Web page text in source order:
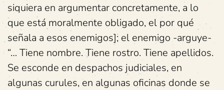
siquiera en argumentar concretamente, a lo
que está moralmente obligado, el por qué
señala a esos enemigos]; el enemigo -arguye-
“… Tiene nombre. Tiene rostro. Tiene apellidos.
Se esconde en despachos judiciales, en
algunas curules, en algunas oficinas donde se